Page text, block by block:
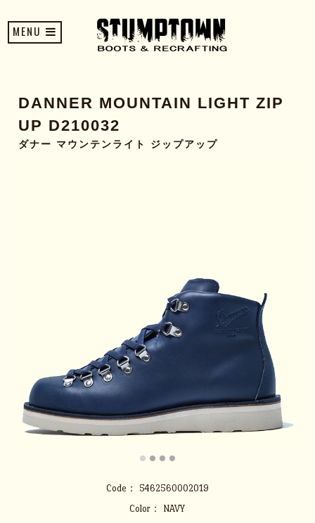
MENU
DANNER MOUNTAIN LIGHT ZIP
UP D210032
ダナー マウンテンライト ジップアップ
Code：
5462560002019
Color：
NAVY